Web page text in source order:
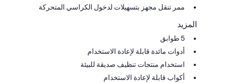
ممر تنقل مجهز بتسهيلات لدخول الكراسي المتحركة
المزيد
5 طوابق
أدوات مائدة قابلة لإعادة الاستخدام
استخدام منتجات تنظيف صديقة للبيئة
أكواب قابلة لإعادة الاستخدام